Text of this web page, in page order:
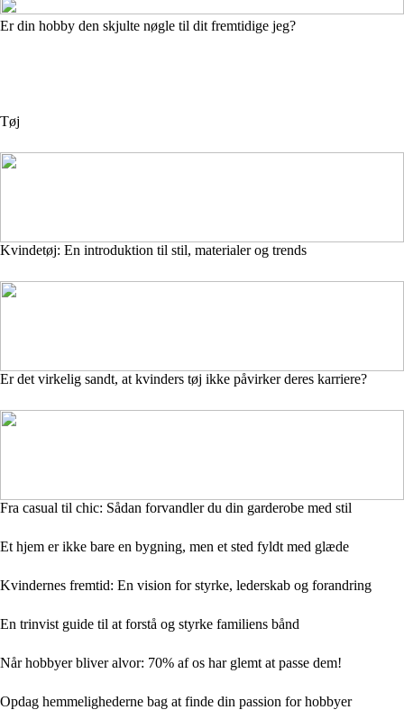
Er din hobby den skjulte nøgle til dit fremtidige jeg?
Tøj
Kvindetøj: En introduktion til stil, materialer og trends
Er det virkelig sandt, at kvinders tøj ikke påvirker deres karriere?
Fra casual til chic: Sådan forvandler du din garderobe med stil
Et hjem er ikke bare en bygning, men et sted fyldt med glæde
Kvindernes fremtid: En vision for styrke, lederskab og forandring
En trinvist guide til at forstå og styrke familiens bånd
Når hobbyer bliver alvor: 70% af os har glemt at passe dem!
Opdag hemmelighederne bag at finde din passion for hobbyer